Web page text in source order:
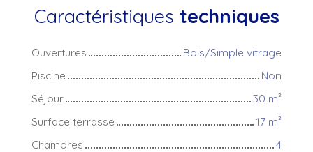
Caractéristiques techniques
Ouvertures
Bois/Simple vitrage
Piscine
Non
Séjour
30 m²
Surface terrasse
17 m²
Chambres
4